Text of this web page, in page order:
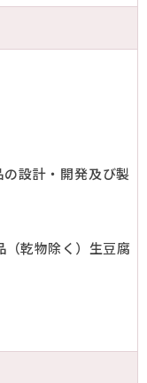
設計・開発及び製
（乾物除く）生豆腐